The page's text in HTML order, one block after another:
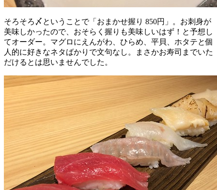
そろそろ〆ということで「おまかせ握り 850円」。お刺身が
美味しかったので、おそらく握りも美味しいはず！と予想し
てオーダー。マグロにえんがわ、ひらめ、平貝、ホタテと個
人的に好きなネタばかりで文句なし。まさかお寿司までいた
だけるとは思いませんでした。